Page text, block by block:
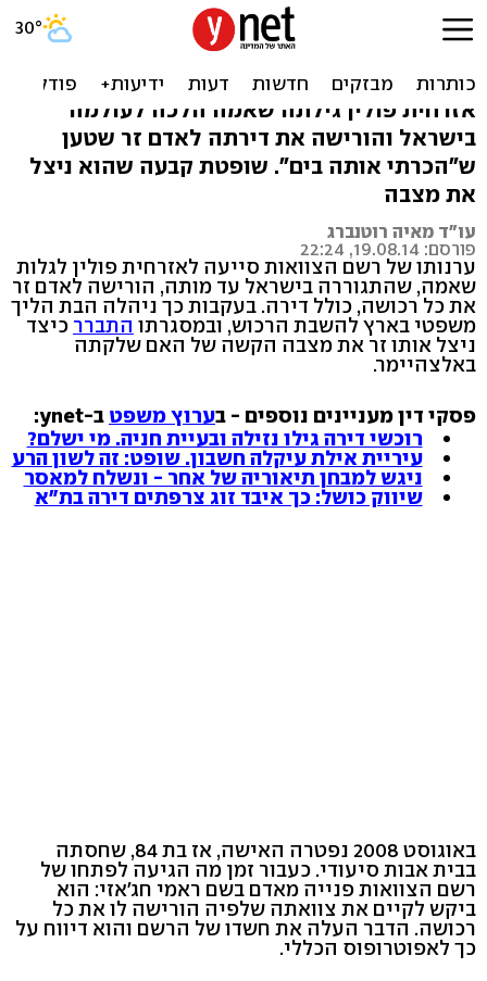
ניצל בת 84 חולת אלצהיימר
וקיבל את ירושתה
אזרחית פולין גילתה שאמה הלכה לעולמה
בישראל והורישה את דירתה לאדם זר שטען
ש"הכרתי אותה בים". שופטת קבעה שהוא ניצל
את מצבה
עו"ד מאיה רוטנברג
פורסם: 19.08.14, 22:24
ערנותו של רשם הצוואות סייעה לאזרחית פולין לגלות
שאמה, שהתגוררה בישראל עד מותה, הורישה לאדם זר
את כל רכושה, כולל דירה. בעקבות כך ניהלה הבת הליך
משפטי בארץ להשבת הרכוש, ובמסגרתו התברר כיצד
ניצל אותו זר את מצבה הקשה של האם שלקתה
באלצהיימר.
פסקי דין מעניינים נוספים - בערוץ משפט ב-ynet:
רוכשי דירה גילו נזילה ובעיית חניה. מי ישלם?
עיריית אילת עיקלה חשבון. שופט: זה לשון הרע
ניגש למבחן תיאוריה של אחר - ונשלח למאסר
שיווק כושל: כך איבד זוג צרפתים דירה בת"א
באוגוסט 2008 נפטרה האישה, אז בת 84, שחסתה
בבית אבות סיעודי. כעבור זמן מה הגיעה לפתחו של
רשם הצוואות פנייה מאדם בשם ראמי חג'אזי: הוא
ביקש לקיים את צוואתה שלפיה הורישה לו את כל
רכושה. הדבר העלה את חשדו של הרשם והוא דיווח על
כך לאפוטרופוס הכללי.